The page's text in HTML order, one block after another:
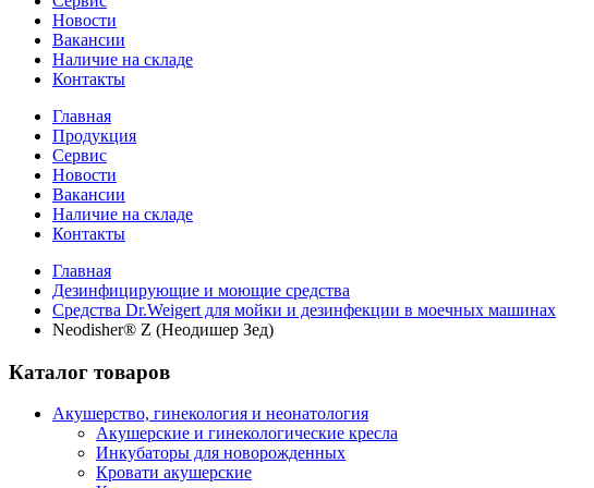
Новости
Вакансии
Наличие на складе
Контакты
Главная
Продукция
Сервис
Новости
Вакансии
Наличие на складе
Контакты
Главная
Дезинфицирующие и моющие средства
Средства Dr.Weigert для мойки и дезинфекции в моечных машинах
Neodisher® Z (Неодишер Зед)
Каталог товаров
Акушерство, гинекология и неонатология
Акушерские и гинекологические креслa
Инкубаторы для новорожденных
Кровати акушерские